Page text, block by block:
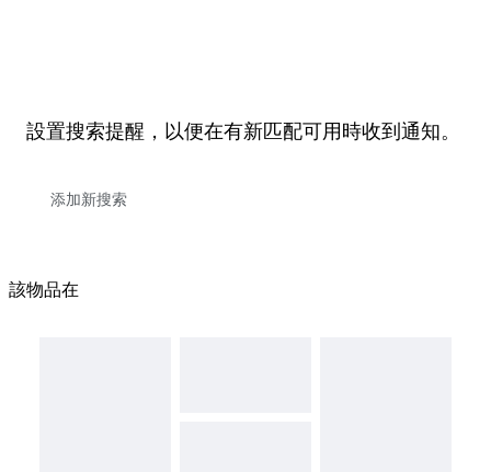
設置搜索提醒，以便在有新匹配可用時收到通知。
該物品在